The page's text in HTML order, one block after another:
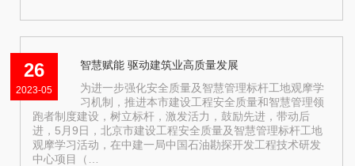
26
2023-05
智慧赋能 驱动建筑业高质量发展
为进一步强化安全质量及智慧管理标杆工地观摩学
习机制，推进本市建设工程安全质量和智慧管理领
跑者制度建设，树立标杆，激发活力，鼓励先进，带动后
进，5月9日，北京市建设工程安全质量及智慧管理标杆工地
观摩学习活动，在中建一局中国石油勘探开发工程技术研发
中心项目（…